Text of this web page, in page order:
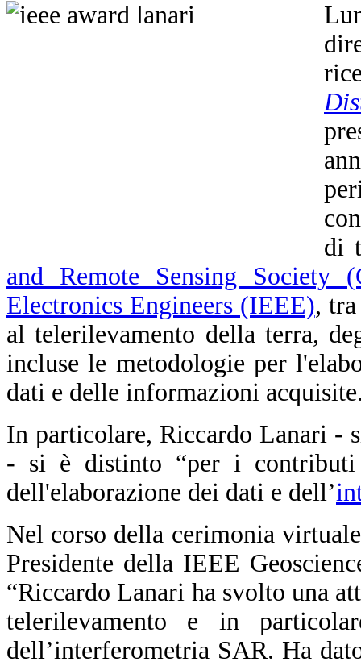
di
and Remote Sensing Society
Electronics Engineers (IEEE),
al telerilevamento della terra,
incluse le metodologie per
dati e delle informazioni
In particolare, Riccardo Lanari -
- si è distinto “per i contributi
dell'elaborazione dei dati e dell’
Nel corso della cerimonia
Presidente della IEEE
“Riccardo Lanari ha svolto una
telerilevamento e in
dell’interferometria SAR. Ha